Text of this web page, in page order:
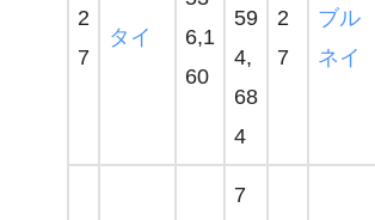
2
7
タイ
6,1
60
59
4,
68
4
2
7
ブル
ネイ
7